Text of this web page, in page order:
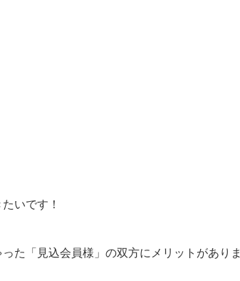
いです！
た「見込会員様」の双方にメリットがありま